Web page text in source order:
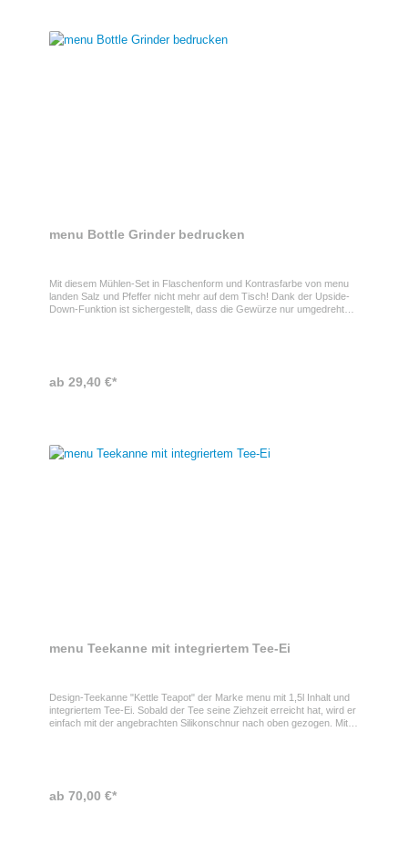
menu Bottle Grinder bedrucken
Mit diesem Mühlen-Set in Flaschenform und Kontrasfarbe von menu
landen Salz und Pfeffer nicht mehr auf dem Tisch! Dank der Upside-
Down-Funktion ist sichergestellt, dass die Gewürze nur umgedreht
ab 29,40 €*
menu Teekanne mit integriertem Tee-Ei
Design-Teekanne "Kettle Teapot" der Marke menu mit 1,5l Inhalt und
integriertem Tee-Ei. Sobald der Tee seine Ziehzeit erreicht hat, wird er
einfach mit der angebrachten Silikonschnur nach oben gezogen. Mit
ab 70,00 €*